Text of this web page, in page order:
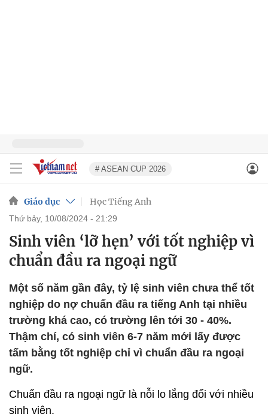
# ASEAN CUP 2026
Giáo dục Học Tiếng Anh
thứ bảy, 10/08/2024 - 21:29
Sinh viên ‘lỡ hẹn’ với tốt nghiệp vì
chuẩn đầu ra ngoại ngữ
Một số năm gần đây, tỷ lệ sinh viên chưa thể tốt
nghiệp do nợ chuẩn đầu ra tiếng Anh tại nhiều
trường khá cao, có trường lên tới 30 - 40%.
Thậm chí, có sinh viên 6-7 năm mới lấy được
tấm bằng tốt nghiệp chỉ vì chuẩn đầu ra ngoại
ngữ.
Chuẩn đầu ra ngoại ngữ là nỗi lo lắng đối với nhiều
sinh viên.